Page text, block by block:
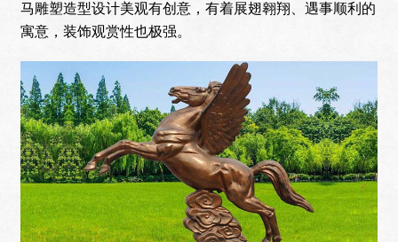
马雕塑造型设计美观有创意，有着展翅翱翔、遇事顺利的
寓意，装饰观赏性也极强。